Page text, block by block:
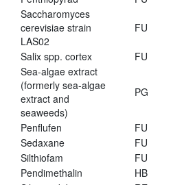
Saccharomyces
cerevisiae strain
LAS02
FU
Salix spp. cortex FU
Sea-algae extract
(formerly sea-algae
extract and
seaweeds)
PG
Penflufen FU
Sedaxane
FU
Silthiofam
FU
Pendimethalin
HB